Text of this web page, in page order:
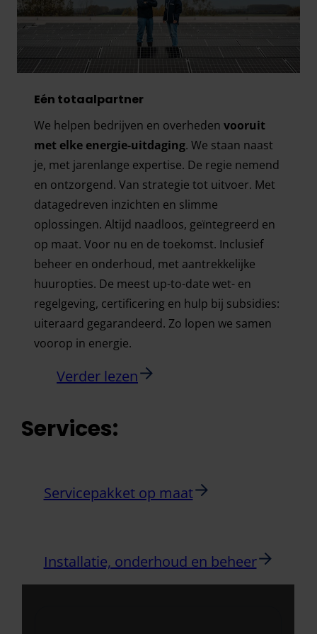
Eén totaalpartner
We helpen bedrijven en overheden vooruit
met elke energie-uitdaging. We staan naast
je, met jarenlange expertise. De regie nemend
en ontzorgend. Van strategie tot uitvoer. Met
datagedreven inzichten en slimme
oplossingen. Altijd naadloos, geïntegreerd en
op maat. Voor nu en de toekomst. Inclusief
beheer en onderhoud, met aantrekkelijke
huuropties. De meest up-to-date wet- en
regelgeving, certificering en hulp bij subsidies:
uiteraard gegarandeerd. Zo lopen we samen
voorop in energie.
Verder lezen
Services:
Servicepakket op maat
Installatie, onderhoud en beheer